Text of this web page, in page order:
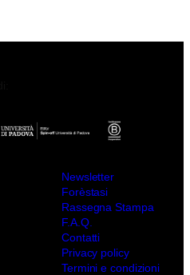
Newsletter
Forèstasi
Rassegna Stampa
F.A.Q.
Contatti
Privacy policy
Termini e condizioni